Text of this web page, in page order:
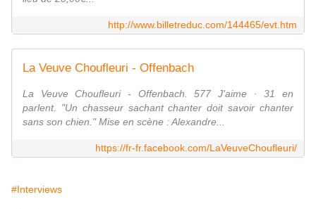
http://www.billetreduc.com/144465/evt.htm
La Veuve Choufleuri - Offenbach
La Veuve Choufleuri - Offenbach. 577 J'aime · 31 en
parlent. "Un chasseur sachant chanter doit savoir chanter
sans son chien." Mise en scène : Alexandre...
https://fr-fr.facebook.com/LaVeuveChoufleuri/
#Interviews